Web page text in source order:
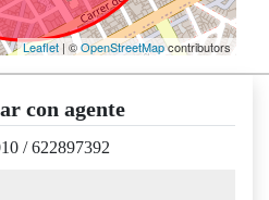
Leaflet | ©OpenStreetMapcontributors
con agente
/622897392